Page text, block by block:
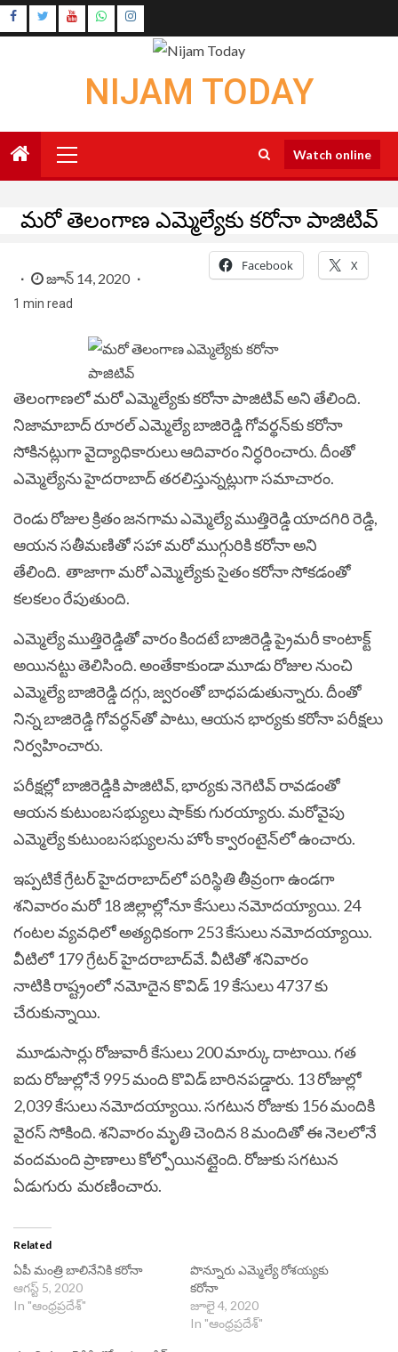
Skip
to
Instagram
NIJAM TODAY
Menu
Watch online
మరో తెలంగాణ ఎమ్మెల్యేకు కరోనా పాజిటివ్
జూన్ 14, 2020
1 min read
Facebook X
తెలంగాణలో మరో ఎమ్మెల్యేకు కరోనా పాజిటివ్ అని తేలింది.
నిజామాబాద్ రూరల్ ఎమ్మెల్యే బాజిరెడ్డి గోవర్థన్‌కు కరోనా
సోకినట్లుగా వైద్యాధికారులు ఆదివారం నిర్ధరించారు. దీంతో
ఎమ్మెల్యేను హైదరాబాద్ తరలిస్తున్నట్లుగా సమాచారం.
రెండు రోజుల క్రితం జనగామ ఎమ్మెల్యే ముత్తిరెడ్డి యాదగిరి రెడ్డి,
ఆయన సతీమణితో సహా మరో ముగ్గురికి కరోనా అని
తేలింది. తాజాగా మరో ఎమ్మెల్యేకు సైతం కరోనా సోకడంతో
క‌ల‌క‌లం రేపుతుంది.
ఎమ్మెల్యే ముత్తిరెడ్డితో వారం కిందటే బాజిరెడ్డి ప్రైమరీ కాంటాక్ట్
అయిన‌ట్టు తెలిసింది. అంతేకాకుండా మూడు రోజుల నుంచి
ఎమ్మెల్యే బాజిరెడ్డి దగ్గు, జ్వరంతో బాధపడుతున్నారు. దీంతో
నిన్న బాజిరెడ్డి గోవర్ధన్‌తో పాటు, ఆయన భార్యకు కరోనా పరీక్షలు
నిర్వహించారు.
పరీక్షల్లో బాజిరెడ్డికి పాజిటివ్‌, భార్యకు నెగెటివ్‌ రావడంతో
ఆయన కుటుంబసభ్యులు షాక్‌కు గురయ్యారు. మరోవైపు
ఎమ్మెల్యే కుటుంబసభ్యులను హోం క్వారంటైన్‌లో ఉంచారు.
ఇప్పటికే గ్రేటర్‌ హైదరాబాద్‌లో పరిస్థితి తీవ్రంగా ఉండగా
శనివారం మరో 18 జిల్లాల్లోనూ కేసులు నమోదయ్యాయి. 24
గంటల వ్యవధిలో అత్యధికంగా 253 కేసులు నమోదయ్యాయి.
వీటిలో 179 గ్రేటర్‌ హైదరాబాద్‌వే. వీటితో శనివారం
నాటికి రాష్ట్రంలో నమోదైన కొవిడ్ 19 కేసులు 4737 కు
చేరుకున్నాయి.
మూడుసార్లు రోజువారీ కేసులు 200 మార్కు దాటాయి. గత
ఐదు రోజుల్లోనే 995 మంది కొవిడ్‌ బారినపడ్డారు. 13 రోజుల్లో
2,039 కేసులు నమోదయ్యాయి. సగటున రోజుకు 156 మందికి
వైరస్‌ సోకింది. శనివారం మృతి చెందిన 8 మందితో ఈ నెలలోనే
వందమంది ప్రాణాలు కోల్పోయినట్లైంది. రోజుకు సగటున
ఏడుగురు మరణించారు.
Related
ఏపీ మంత్రి బాలినేనికి కరోనా
ఆగస్ట్ 5, 2020
In "ఆంధ్రప్రదేశ్"
పొన్నూరు ఎమ్మెల్యే రోశయ్యకు
కరోనా
జూలై 4, 2020
In "ఆంధ్రప్రదేశ్"